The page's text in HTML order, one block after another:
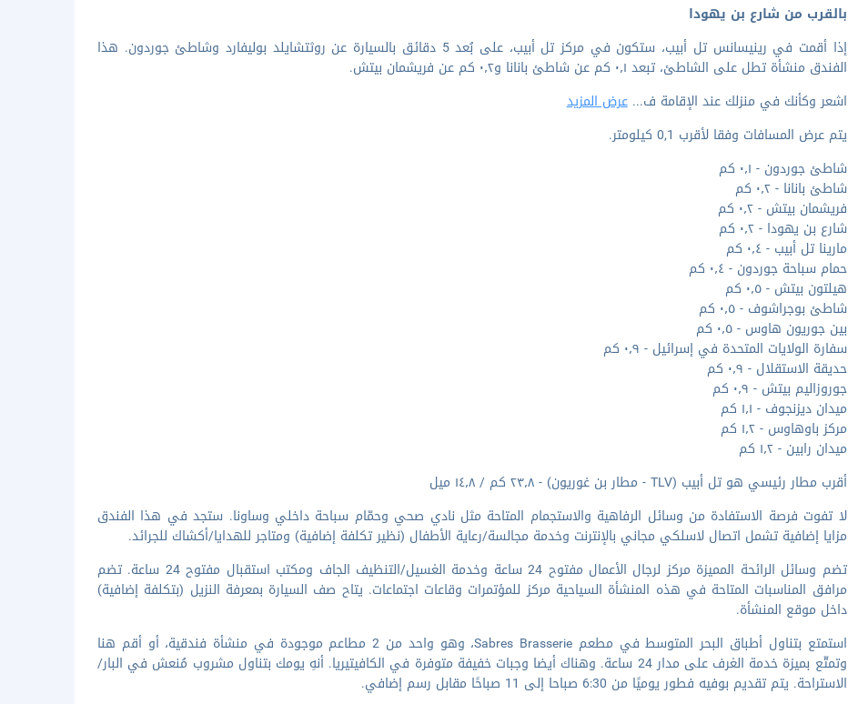
بالقرب من شارع بن يهودا
إذا أقمت في رينيسانس تل أبيب، ستكون في مركز تل أبيب، على بُعد 5 دقائق بالسيارة عن روثتشايلد بوليفارد وشاطئ جوردون. هذا
الفندق منشأة تطل على الشاطئ، تبعد ٠٫١ كم عن شاطئ بانانا و٠٫٢ كم عن فريشمان بيتش.
اشعر وكأنك في منزلك عند الإقامة ف...عرض المزيد
يتم عرض المسافات وفقا لأقرب 0,1 كيلومتر.
شاطئ جوردون - ٠٫١ كم
شاطئ بانانا - ٠٫٢ كم
فريشمان بيتش - ٠٫٢ كم
شارع بن يهودا - ٠٫٢ كم
مارينا تل أبيب - ٠٫٤ كم
حمام سباحة جوردون - ٠٫٤ كم
هيلتون بيتش - ٠٫٥ كم
شاطئ بوجراشوف - ٠٫٥ كم
بين جوريون هاوس - ٠٫٥ كم
سفارة الولايات المتحدة في إسرائيل - ٠٫٩ كم
حديقة الاستقلال - ٠٫٩ كم
جوروزاليم بيتش - ٠٫٩ كم
ميدان ديزنجوف - ١٫١ كم
مركز باوهاوس - ١٫٢ كم
ميدان رابين - ١٫٢ كم
أقرب مطار رئيسي هو تل أبيب (TLV - مطار بن غوريون) - ٢٣٫٨ كم / ١٤٫٨ ميل
لا تفوت فرصة الاستفادة من وسائل الرفاهية والاستجمام المتاحة مثل نادي صحي وحمّام سباحة داخلي وساونا. ستجد في هذا الفندق
مزايا إضافية تشمل اتصال لاسلكي مجاني بالإنترنت وخدمة مجالسة/رعاية الأطفال (نظير تكلفة إضافية) ومتاجر للهدايا/أكشاك للجرائد.
تضم وسائل الرائحة المميزة مركز لرجال الأعمال مفتوح 24 ساعة وخدمة الغسيل/التنظيف الجاف ومكتب استقبال مفتوح 24 ساعة. تضم
مرافق المناسبات المتاحة في هذه المنشأة السياحية مركز للمؤتمرات وقاعات اجتماعات. يتاح صف السيارة بمعرفة النزيل (بتكلفة إضافية)
داخل موقع المنشأة.
استمتع بتناول أطباق البحر المتوسط في مطعم Sabres Brasserie، وهو واحد من 2 مطاعم موجودة في منشأة فندقية، أو أقم هنا
وتمتّع بميزة خدمة الغرف على مدار 24 ساعة. وهناك أيضا وجبات خفيفة متوفرة في الكافيتيريا. أنهِ يومك بتناول مشروب مُنعش في البار/
الاستراحة. يتم تقديم بوفيه فطور يوميًا من 6:30 صباحا إلى 11 صباحًا مقابل رسم إضافي.